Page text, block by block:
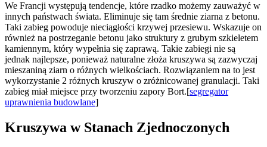
We Francji występują tendencje, które rzadko możemy zauważyć w
innych państwach świata. Eliminuje się tam średnie ziarna z betonu.
Taki zabieg powoduje nieciągłości krzywej przesiewu. Wskazuje on
również na postrzeganie betonu jako struktury z grubym szkieletem
kamiennym, który wypełnia się zaprawą. Takie zabiegi nie są
jednak najlepsze, ponieważ naturalne złoża kruszywa są zazwyczaj
mieszaniną ziarn o różnych wielkościach. Rozwiązaniem na to jest
wykorzystanie 2 różnych kruszyw o zróżnicowanej granulacji. Taki
zabieg miał miejsce przy tworzeniu zapory Bort.[segregator
uprawnienia budowlane]
Kruszywa w Stanach Zjednoczonych